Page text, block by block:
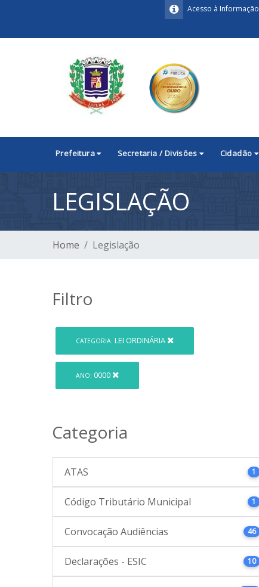
Acesso à Informação
Prefeitura Secretaria / Divisões Cidadão
LEGISLAÇÃO
Home Legislação
Filtro
CATEGORIA: LEI ORDINÁRIA
ANO: 0000
Categoria
ATAS 1
Código Tributário Municipal 1
Convocação Audiências 46
Declarações - ESIC 10